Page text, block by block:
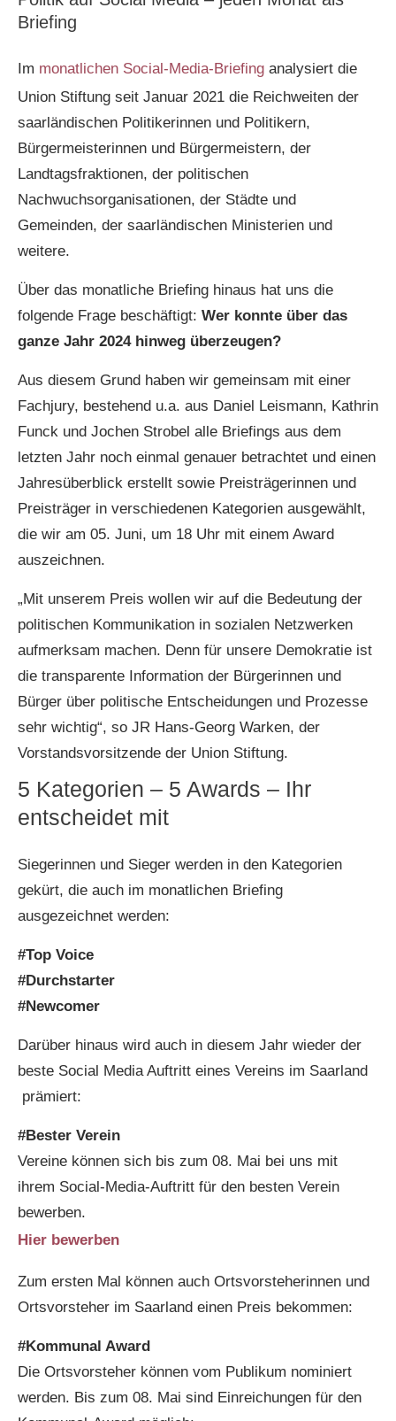
Briefing
Im monatlichen Social-Media-Briefing analysiert die
Union Stiftung seit Januar 2021 die Reichweiten der
saarländischen Politikerinnen und Politikern,
Bürgermeisterinnen und Bürgermeistern, der
Landtagsfraktionen, der politischen
Nachwuchsorganisationen, der Städte und
Gemeinden, der saarländischen Ministerien und
weitere.
Über das monatliche Briefing hinaus hat uns die
folgende Frage beschäftigt: Wer konnte über das
ganze Jahr 2024 hinweg überzeugen?
Aus diesem Grund haben wir gemeinsam mit einer
Fachjury, bestehend u.a. aus Daniel Leismann, Kathrin
Funck und Jochen Strobel alle Briefings aus dem
letzten Jahr noch einmal genauer betrachtet und einen
Jahresüberblick erstellt sowie Preisträgerinnen und
Preisträger in verschiedenen Kategorien ausgewählt,
die wir am 05. Juni, um 18 Uhr mit einem Award
auszeichnen.
„Mit unserem Preis wollen wir auf die Bedeutung der
politischen Kommunikation in sozialen Netzwerken
aufmerksam machen. Denn für unsere Demokratie ist
die transparente Information der Bürgerinnen und
Bürger über politische Entscheidungen und Prozesse
sehr wichtig“, so JR Hans-Georg Warken, der
Vorstandsvorsitzende der Union Stiftung.
5 Kategorien – 5 Awards – Ihr
entscheidet mit
Siegerinnen und Sieger werden in den Kategorien
gekürt, die auch im monatlichen Briefing
ausgezeichnet werden:
#Top Voice
#Durchstarter
#Newcomer
Darüber hinaus wird auch in diesem Jahr wieder der
beste Social Media Auftritt eines Vereins im Saarland
prämiert:
#Bester Verein
Vereine können sich bis zum 08. Mai bei uns mit
ihrem Social-Media-Auftritt für den besten Verein
bewerben.
Hier bewerben
Zum ersten Mal können auch Ortsvorsteherinnen und
Ortsvorsteher im Saarland einen Preis bekommen:
#Kommunal Award
Die Ortsvorsteher können vom Publikum nominiert
werden. Bis zum 08. Mai sind Einreichungen für den